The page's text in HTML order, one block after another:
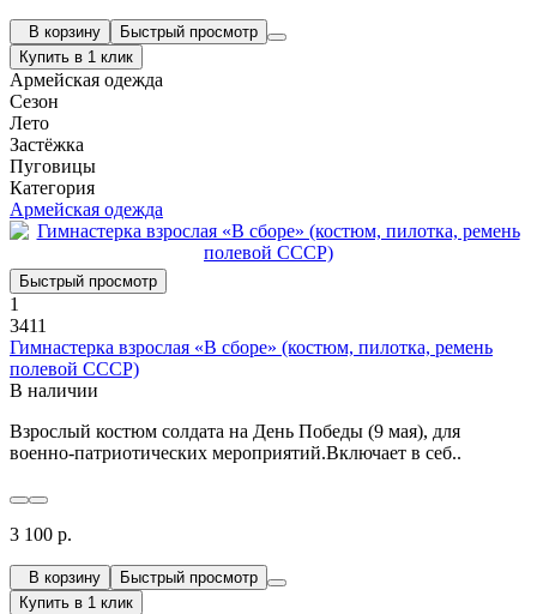
В корзину
Быстрый просмотр
Купить в 1 клик
Армейская одежда
Сезон
Лето
Застёжка
Пуговицы
Категория
Армейская одежда
Быстрый просмотр
1
3411
Гимнастерка взрослая «В сборе» (костюм, пилотка, ремень
полевой СССР)
В наличии
Взрослый костюм солдата на День Победы (9 мая), для
военно-патриотических мероприятий.Включает в себ..
3 100 р.
В корзину
Быстрый просмотр
Купить в 1 клик